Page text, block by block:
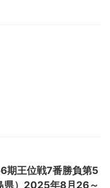
期王位戦7番勝負第5
県）2025年8月26～